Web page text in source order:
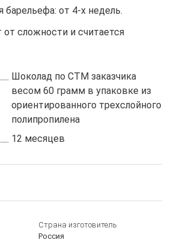
барельефа: от 4-х недель.
сложности и считается
Шоколад по СТМ заказчика
весом 60 грамм в упаковке из
ориентированного трехслойного
полипропилена
12 месяцев
Страна изготовитель
Россия